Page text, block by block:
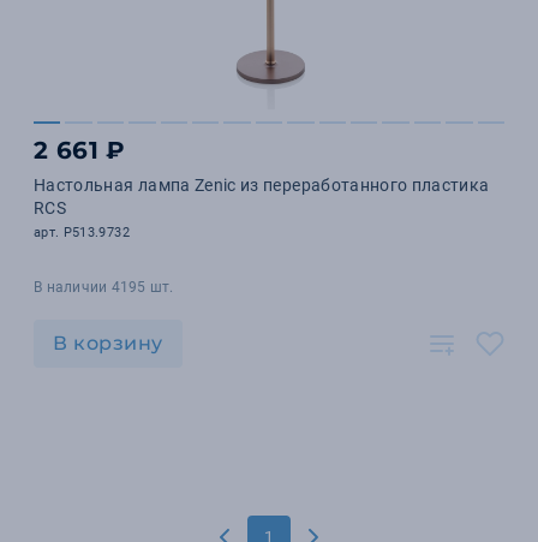
2 661 ₽
Настольная лампа Zenic из переработанного пластика
RCS
арт. P513.9732
В наличии 4195 шт.
В корзину
1